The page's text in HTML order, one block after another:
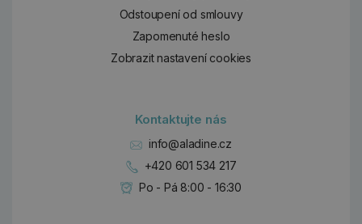
Odstoupení od smlouvy
Zapomenuté heslo
Zobrazit nastavení cookies
Kontaktujte nás
info@aladine.cz
+420 601 534 217
Po - Pá 8:00 - 16:30